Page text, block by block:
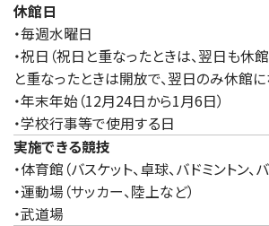
休館日
・毎週水曜日
・祝日（祝日と重なったときは、翌日も休
と重なったときは開放で、翌日のみ休館に
・年末年始（12月24日から1月6日）
・学校行事等で使用する日
実施できる競技
・体育館（バスケット、卓球、バドミントン、
・運動場（サッカー、陸上など）
・武道場